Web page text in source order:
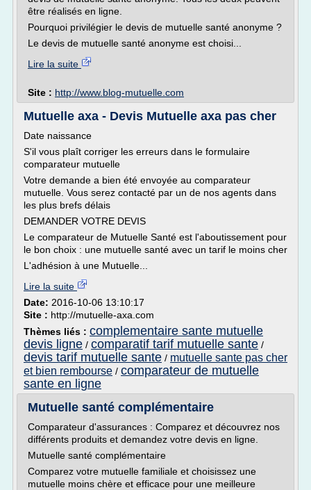
être réalisés en ligne.
Pourquoi privilégier le devis de mutuelle santé anonyme ?
Le devis de mutuelle santé anonyme est choisi...
Lire la suite
Site : http://www.blog-mutuelle.com
Mutuelle axa - Devis Mutuelle axa pas cher
Date naissance
S'il vous plaît corriger les erreurs dans le formulaire
comparateur mutuelle
Votre demande a bien été envoyée au comparateur
mutuelle. Vous serez contacté par un de nos agents dans
les plus brefs délais
DEMANDER VOTRE DEVIS
Le comparateur de Mutuelle Santé est l'aboutissement pour
le bon choix : une mutuelle santé avec un tarif le moins cher
L'adhésion à une Mutuelle...
Lire la suite
Date: 2016-10-06 13:10:17
Site : http://mutuelle-axa.com
Thèmes liés : complementaire sante mutuelle
devis ligne / comparatif tarif mutuelle sante /
devis tarif mutuelle sante / mutuelle sante pas cher
et bien rembourse / comparateur de mutuelle
sante en ligne
Mutuelle santé complémentaire
Comparateur d'assurances : Comparez et découvrez nos
différents produits et demandez votre devis en ligne.
Mutuelle santé complémentaire
Comparez votre mutuelle familiale et choisissez une
mutuelle moins chère et efficace pour une meilleure